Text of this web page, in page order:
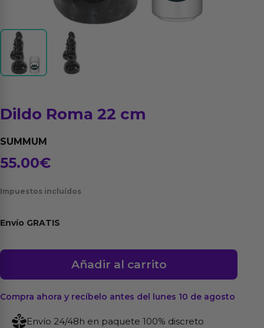
Dildo Roma 22 cm
SUMMUM
55.00€
Impuestos incluídos
Envío GRATIS
Dildo
cm
cantidad
Añadir al carrito
Compra ahora y recíbelo antes del lunes 10 de agosto
Envío 24/48h en paquete 100% discreto